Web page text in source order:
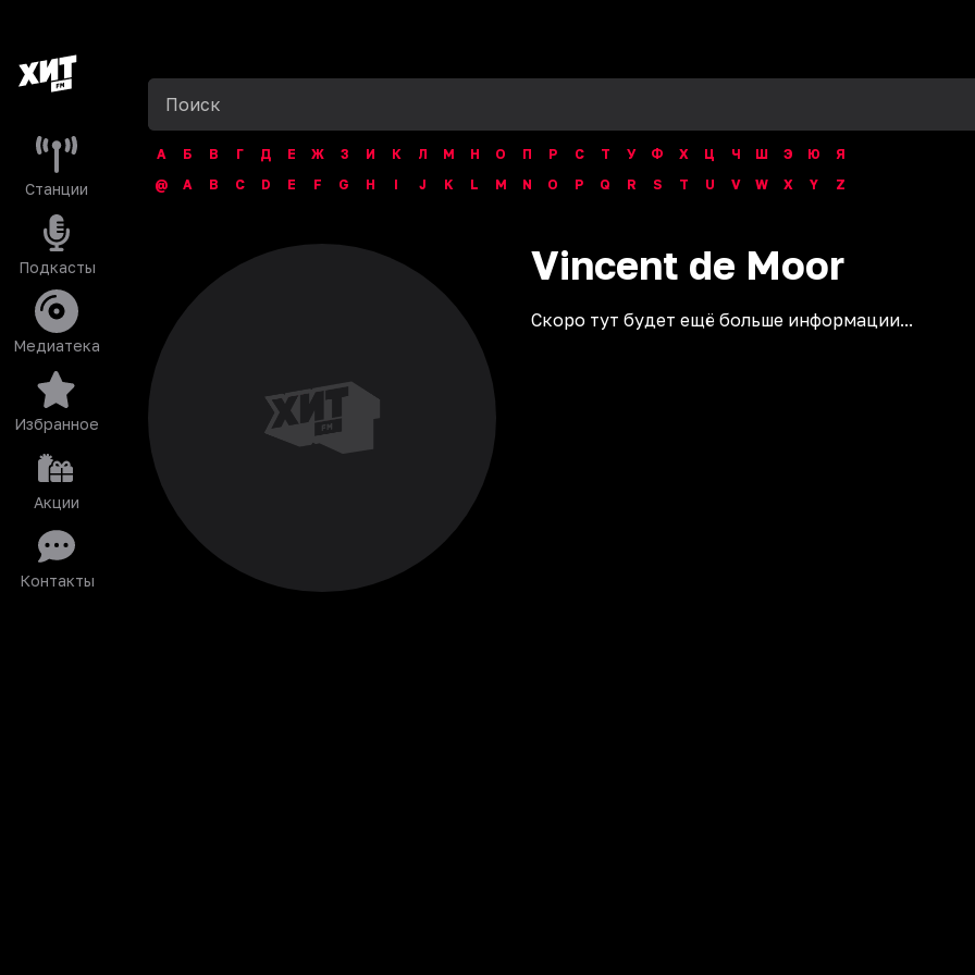
Станции
Подкасты
Медиатека
Избранное
Акции
Контакты
А Б В Г Д Е Ж З И К Л М Н О П Р С Т У Ф Х Ц Ч Ш Э Ю
Я
@
A B C D E F G H I J K L M N O P Q R S T U V W X Y Z
Vincent de Moor
Скоро тут будет ещё больше информации...